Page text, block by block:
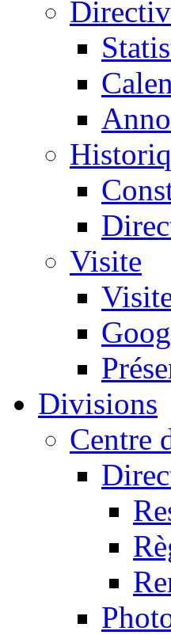
Visite
Divisions
Centre